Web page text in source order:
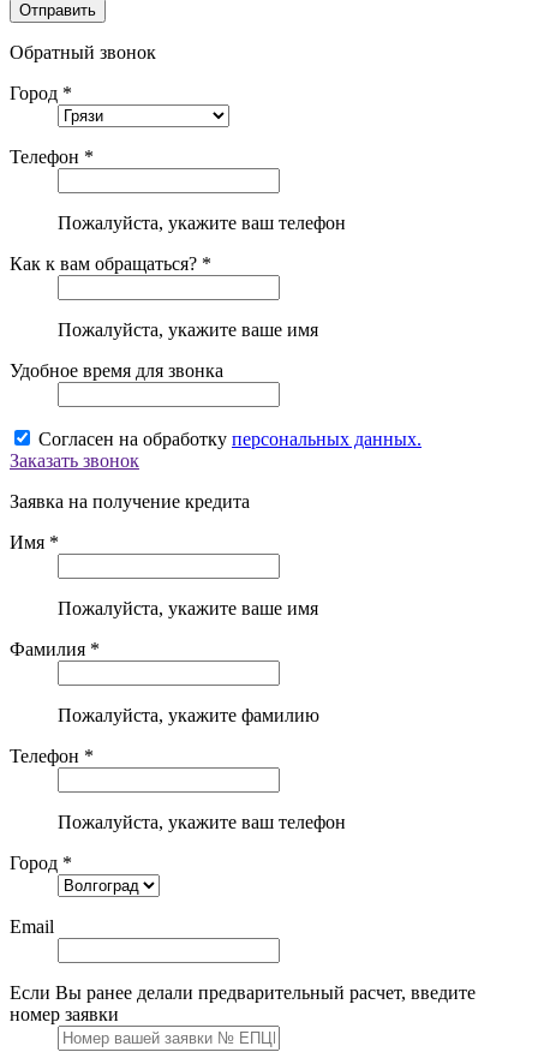
Обратный звонок
Город *
Телефон *
Пожалуйста, укажите ваш телефон
Как к вам обращаться? *
Пожалуйста, укажите ваше имя
Удобное время для звонка
Согласен на обработку персональных данных.
Заказать звонок
Заявка на получение кредита
Имя *
Пожалуйста, укажите ваше имя
Фамилия *
Пожалуйста, укажите фамилию
Телефон *
Пожалуйста, укажите ваш телефон
Город *
Email
Если Вы ранее делали предварительный расчет, введите
номер заявки